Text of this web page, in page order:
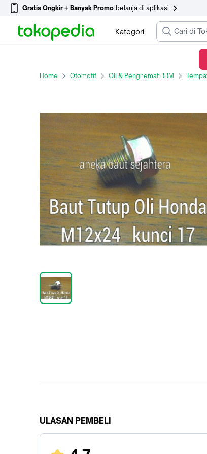
Gratis Ongkir + Banyak Promo belanja di aplikasi
Kategori
Home Otomotif Oli & Penghemat BBM
ULASAN PEMBELI